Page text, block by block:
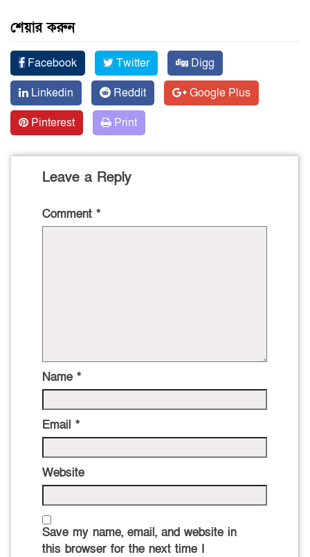
শেয়ার করুন
Facebook Twitter
Digg
Linkedin
Reddit
Google Plus
Pinterest
Print
Leave a Reply
Comment *
Name *
Email *
Website
Save my name, email, and website in
this browser for the next time I